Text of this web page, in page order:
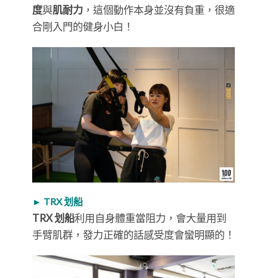
度與肌耐力 ，這個動作本身並沒有負重，很適
合剛入門的健身小白！
► TRX 划船
TRX 划船利用自身體重當阻力，會大量用到
手臂肌群，發力正確的話感受度會蠻明顯的！